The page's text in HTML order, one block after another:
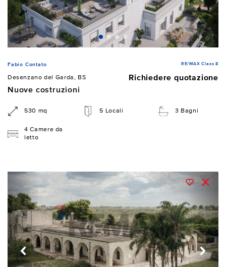
Fabio Contato RE/MAX Class 8
Desenzano del Garda, BS
Richiedere quotazione
Nuove costruzioni
530 mq 5 Locali 3 Bagni
4 Camere da
letto